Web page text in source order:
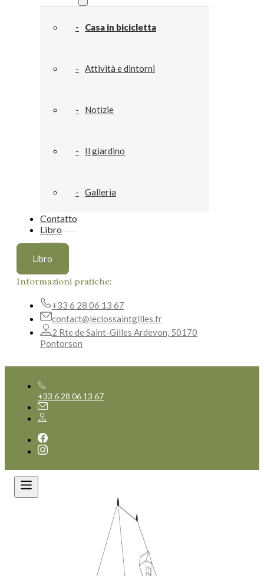
Casa in bicicletta
Attività e dintorni
Notizie
Il giardino
Galleria
Contatto
Libro
Libro
Informazioni pratiche:
+33 6 28 06 13 67
contact@leclossaintgilles.fr
2 Rte de Saint-Gilles Ardevon, 50170
Pontorson
+33 6 28 06 13 67